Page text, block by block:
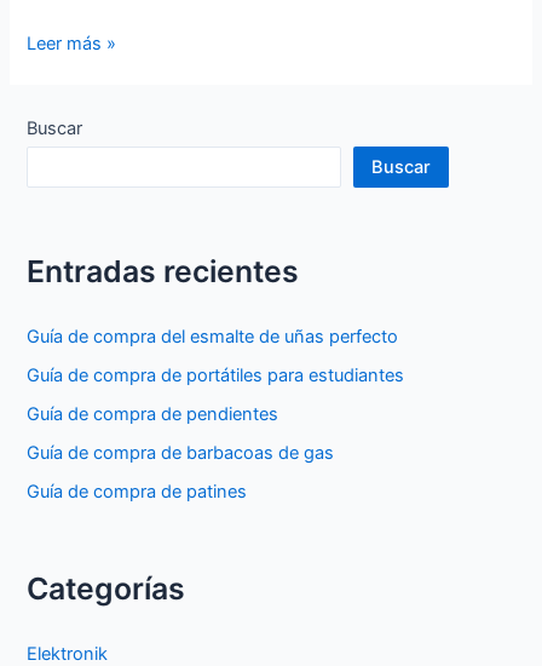
Guía
de
portátiles
para
Leer más »
Buscar
Buscar
Entradas recientes
Guía de compra del esmalte de uñas perfecto
Guía de compra de portátiles para estudiantes
Guía de compra de pendientes
Guía de compra de barbacoas de gas
Guía de compra de patines
Categorías
Elektronik